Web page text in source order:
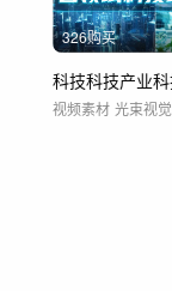
326购买
视频素材 光束视觉